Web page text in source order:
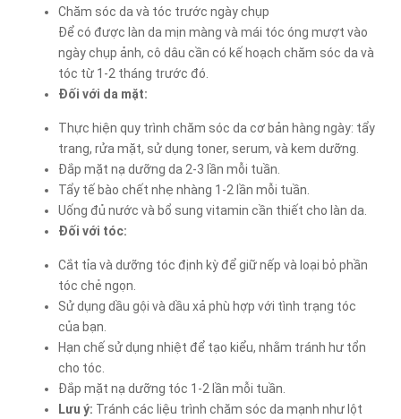
Chăm sóc da và tóc trước ngày chụp
Để có được làn da mịn màng và mái tóc óng mượt vào
ngày chụp ảnh, cô dâu cần có kế hoạch chăm sóc da và
tóc từ 1-2 tháng trước đó.
Đối với da mặt:
Thực hiện quy trình chăm sóc da cơ bản hàng ngày: tẩy
trang, rửa mặt, sử dụng toner, serum, và kem dưỡng.
Đắp mặt nạ dưỡng da 2-3 lần mỗi tuần.
Tẩy tế bào chết nhẹ nhàng 1-2 lần mỗi tuần.
Uống đủ nước và bổ sung vitamin cần thiết cho làn da.
Đối với tóc:
Cắt tỉa và dưỡng tóc định kỳ để giữ nếp và loại bỏ phần
tóc chẻ ngọn.
Sử dụng dầu gội và dầu xả phù hợp với tình trạng tóc
của bạn.
Hạn chế sử dụng nhiệt để tạo kiểu, nhằm tránh hư tổn
cho tóc.
Đắp mặt nạ dưỡng tóc 1-2 lần mỗi tuần.
Lưu ý: Tránh các liệu trình chăm sóc da mạnh như lột